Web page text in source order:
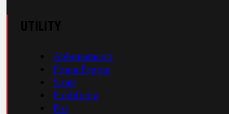
Abbonamenti
Prima Pagina
Store
Pubblicità
Rss